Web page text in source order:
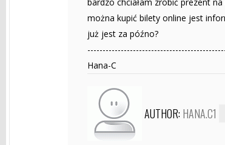
można kupić bilety online jest
już jest za późno?
Hana-C
AUTHOR: HANA.C1